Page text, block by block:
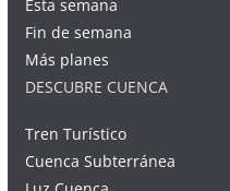
Esta semana
Fin de semana
Más planes
DESCUBRE CUENCA
Tren Turístico
Cuenca Subterránea